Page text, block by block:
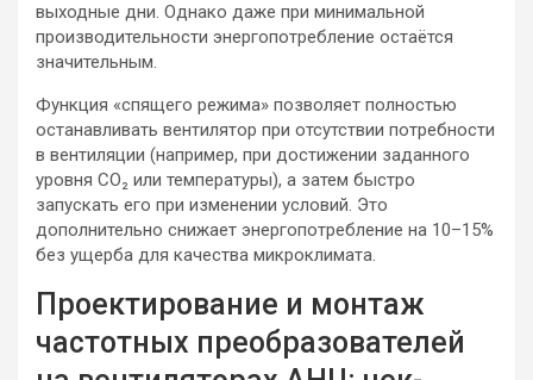
выходные дни. Однако даже при минимальной
производительности энергопотребление остаётся
значительным.
Функция «спящего режима» позволяет полностью
останавливать вентилятор при отсутствии потребности
в вентиляции (например, при достижении заданного
уровня CO₂ или температуры), а затем быстро
запускать его при изменении условий. Это
дополнительно снижает энергопотребление на 10–15%
без ущерба для качества микроклимата.
Проектирование и монтаж
частотных преобразователей